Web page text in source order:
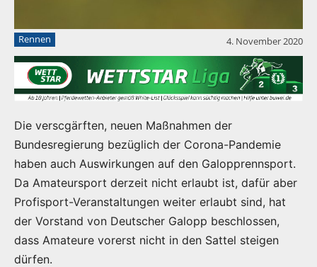
Rennen 4. November 2020
Die verscgärften, neuen Maßnahmen der
Bundesregierung bezüglich der Corona-Pandemie
haben auch Auswirkungen auf den Galopprennsport.
Da Amateursport derzeit nicht erlaubt ist, dafür aber
Profisport-Veranstaltungen weiter erlaubt sind, hat
der Vorstand von Deutscher Galopp beschlossen,
dass Amateure vorerst nicht in den Sattel steigen
dürfen.